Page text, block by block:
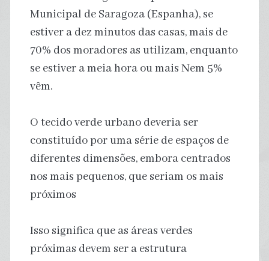
Municipal de Saragoza (Espanha), se
estiver a dez minutos das casas, mais de
70% dos moradores as utilizam, enquanto
se estiver a meia hora ou mais Nem 5%
vêm.
O tecido verde urbano deveria ser
constituído por uma série de espaços de
diferentes dimensões, embora centrados
nos mais pequenos, que seriam os mais
próximos
Isso significa que as áreas verdes
próximas devem ser a estrutura